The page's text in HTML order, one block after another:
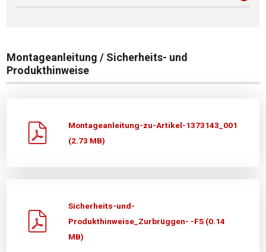
Montageanleitung / Sicherheits- und
Produkthinweise
Montageanleitung-zu-Artikel-1373143_001
(2.73 MB)
Sicherheits-und-
Produkthinweise_Zurbrüggen- -FS (0.14
MB)